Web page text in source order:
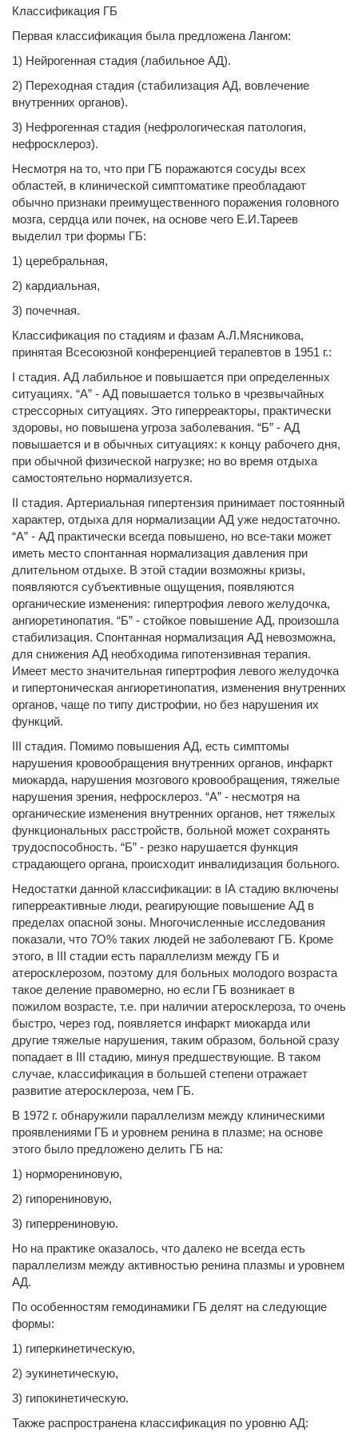
Классификация ГБ
Первая классификация была предложена Лангом:
1) Нейрогенная стадия (лабильное АД).
2) Переходная стадия (стабилизация АД, вовлечение
внутренних органов).
3) Нефрогенная стадия (нефрологическая патология,
нефросклероз).
Несмотря на то, что при ГБ поражаются сосуды всех
областей, в клинической симптоматике преобладают
обычно признаки преимущественного поражения головного
мозга, сердца или почек, на основе чего Е.И.Тареев
выделил три формы ГБ:
1) церебральная,
2) кардиальная,
3) почечная.
Классификация по стадиям и фазам А.Л.Мясникова,
принятая Всесоюзной конференцией терапевтов в 1951 г.:
I стадия. АД лабильное и повышается при определенных
ситуациях. “А” - АД повышается только в чрезвычайных
стрессорных ситуациях. Это гиперреакторы, практически
здоровы, но повышена угроза заболевания. “Б” - АД
повышается и в обычных ситуациях: к концу рабочего дня,
при обычной физической нагрузке; но во время отдыха
самостоятельно нормализуется.
II стадия. Артериальная гипертензия принимает постоянный
характер, отдыха для нормализации АД уже недостаточно.
“А” - АД практически всегда повышено, но все-таки может
иметь место спонтанная нормализация давления при
длительном отдыхе. В этой стадии возможны кризы,
появляются субъективные ощущения, появляются
органические изменения: гипертрофия левого желудочка,
ангиоретинопатия. “Б” - стойкое повышение АД, произошла
стабилизация. Спонтанная нормализация АД невозможна,
для снижения АД необходима гипотензивная терапия.
Имеет место значительная гипертрофия левого желудочка
и гипертоническая ангиоретинопатия, изменения внутренних
органов, чаще по типу дистрофии, но без нарушения их
функций.
III стадия. Помимо повышения АД, есть симптомы
нарушения кровообращения внутренних органов, инфаркт
миокарда, нарушения мозгового кровообращения, тяжелые
нарушения зрения, нефросклероз. “А” - несмотря на
органические изменения внутренних органов, нет тяжелых
функциональных расстройств, больной может сохранять
трудоспособность. “Б” - резко нарушается функция
страдающего органа, происходит инвалидизация больного.
Недостатки данной классификации: в IА стадию включены
гиперреактивные люди, реагирующие повышение АД в
пределах опасной зоны. Многочисленные исследования
показали, что 7О% таких людей не заболевают ГБ. Кроме
этого, в III стадии есть параллелизм между ГБ и
атеросклерозом, поэтому для больных молодого возраста
такое деление правомерно, но если ГБ возникает в
пожилом возрасте, т.е. при наличии атеросклероза, то очень
быстро, через год, появляется инфаркт миокарда или
другие тяжелые нарушения, таким образом, больной сразу
попадает в III стадию, минуя предшествующие. В таком
случае, классификация в большей степени отражает
развитие атеросклероза, чем ГБ.
В 1972 г. обнаружили параллелизм между клиническими
проявлениями ГБ и уровнем ренина в плазме; на основе
этого было предложено делить ГБ на:
1) норморениновую,
2) гипорениновую,
3) гиперрениновую.
Но на практике оказалось, что далеко не всегда есть
параллелизм между активностью ренина плазмы и уровнем
АД.
По особенностям гемодинамики ГБ делят на следующие
формы:
1) гиперкинетическую,
2) эукинетическую,
3) гипокинетическую.
Также распространена классификация по уровню АД: